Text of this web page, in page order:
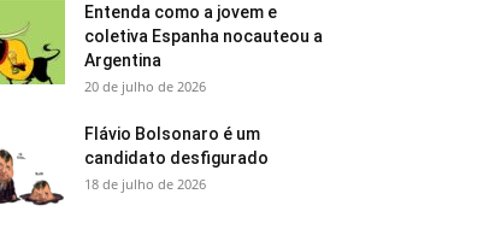
Entenda como a jovem e
coletiva Espanha nocauteou a
Argentina
20 de julho de 2026
Flávio Bolsonaro é um
candidato desfigurado
18 de julho de 2026